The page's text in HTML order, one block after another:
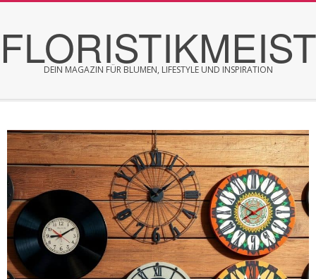
content
DEIN MAGAZIN FÜR BLUMEN, LIFESTYLE UND INSPIRATION
Menu